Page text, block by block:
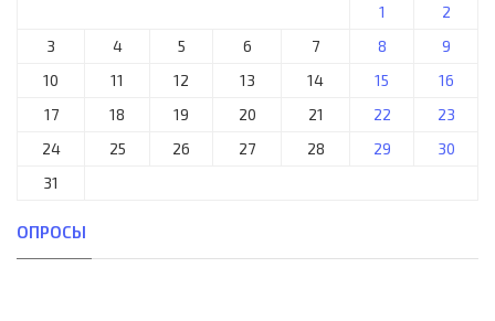
1
2
3
4 5 6 7 8
9
10
11 12 13 14 15
16
17
18 19 20 21 22
23
24
25 26 27 28 29
30
31
ОПРОСЫ